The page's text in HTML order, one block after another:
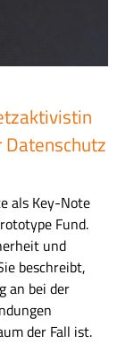
Datenschutz
als Key-Note
Fund.
und
beschreibt,
an bei der
der Fall ist.